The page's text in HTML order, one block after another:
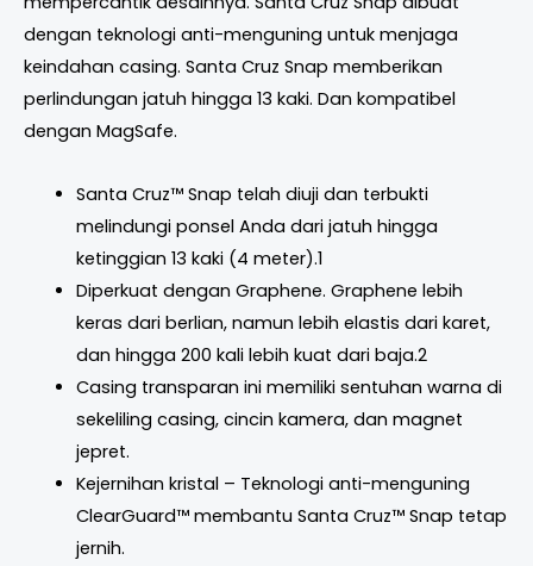
dengan teknologi anti-menguning untuk menjaga
keindahan casing. Santa Cruz Snap memberikan
perlindungan jatuh hingga 13 kaki. Dan kompatibel
dengan MagSafe.
Santa Cruz™ Snap telah diuji dan terbukti
melindungi ponsel Anda dari jatuh hingga
ketinggian 13 kaki (4 meter).1
Diperkuat dengan Graphene. Graphene lebih
keras dari berlian, namun lebih elastis dari karet,
dan hingga 200 kali lebih kuat dari baja.2
Casing transparan ini memiliki sentuhan warna di
sekeliling casing, cincin kamera, dan magnet
jepret.
Kejernihan kristal – Teknologi anti-menguning
ClearGuard™ membantu Santa Cruz™ Snap tetap
jernih.